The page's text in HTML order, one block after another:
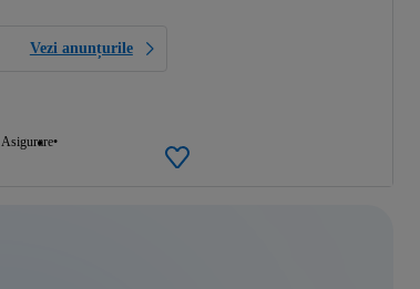
Vezi anunțurile
Asigurare